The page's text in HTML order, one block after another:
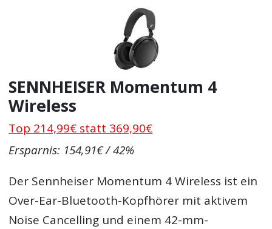
SENNHEISER Momentum 4
Wireless
Top 214,99€ statt 369,90€
Ersparnis: 154,91€ / 42%
Der Sennheiser Momentum 4 Wireless ist ein
Over-Ear-Bluetooth-Kopfhörer mit aktivem
Noise Cancelling und einem 42-mm-